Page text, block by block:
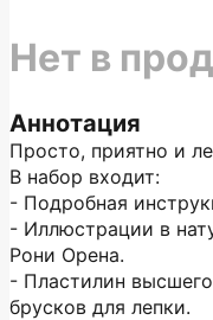
Аннотация
Просто, приятно и
В набор входит:
- Подробная
- Иллюстрации в
Рони Орена.
- Пластилин
брусков для лепки.
Нет в